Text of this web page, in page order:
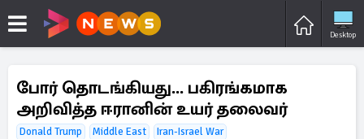
Desktop
போர் தொடங்கியது... பகிரங்கமாக
அறிவித்த ஈரானின் உயர் தலைவர்
Donald Trump Middle East
Iran-Israel War